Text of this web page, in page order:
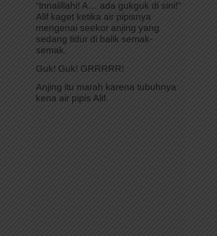
“Innalillahi! A… ada gukguk di sini!”
Alif kaget ketika air pipisnya
mengenai seekor anjing yang
sedang tidur di balik semak-
semak.
Guk! Guk! GRRRRR!
Anjing itu marah karena tubuhnya
kena air pipis Alif.